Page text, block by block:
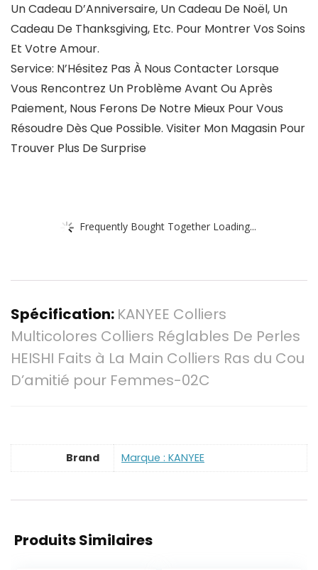
Un Cadeau D’Anniversaire, Un Cadeau De Noël, Un
Cadeau De Thanksgiving, Etc. Pour Montrer Vos Soins
Et Votre Amour.
Service: N’Hésitez Pas À Nous Contacter Lorsque
Vous Rencontrez Un Problème Avant Ou Après
Paiement, Nous Ferons De Notre Mieux Pour Vous
Résoudre Dès Que Possible. Visiter Mon Magasin Pour
Trouver Plus De Surprise
Frequently Bought Together Loading...
Spécification: KANYEE Colliers
Multicolores Colliers Réglables De Perles
HEISHI Faits à La Main Colliers Ras du Cou
D’amitié pour Femmes-02C
Brand Marque : KANYEE
Produits Similaires